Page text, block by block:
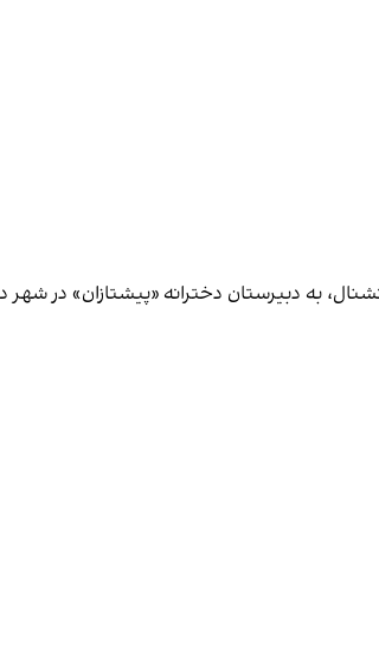
به دبیرستان دخترانه «پیشتازان» در